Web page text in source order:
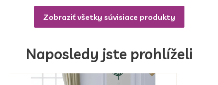
Zobraziť všetky súvisiace produkty
Naposledy jste prohlíželi